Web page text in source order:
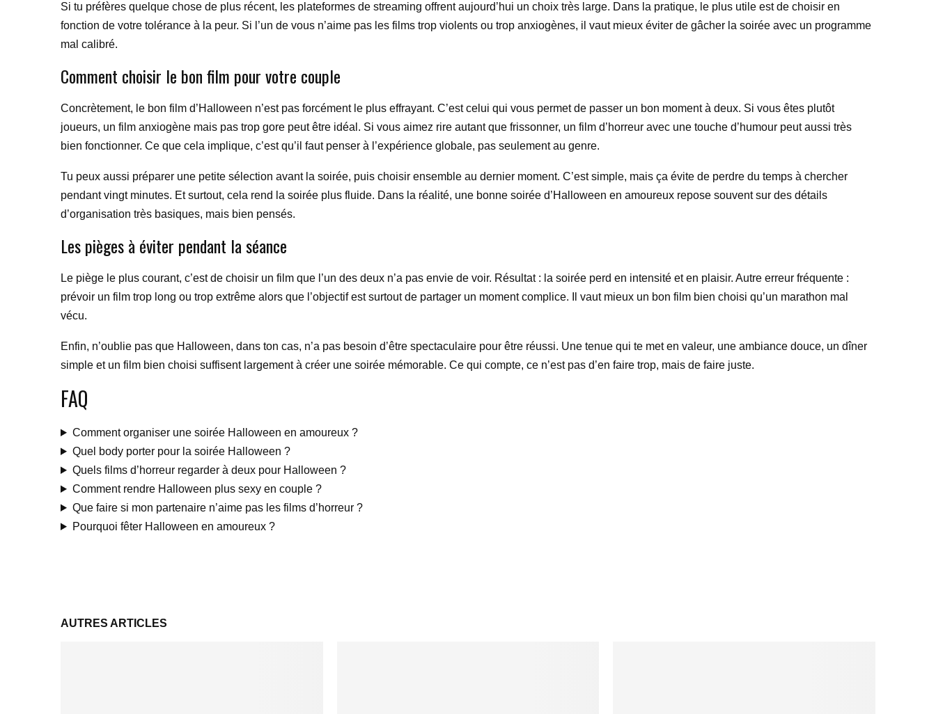
Si tu préfères quelque chose de plus récent, les plateformes de streaming offrent aujourd’hui un choix très large. Dans la pratique, le plus utile est de choisir en
fonction de votre tolérance à la peur. Si l’un de vous n’aime pas les films trop violents ou trop anxiogènes, il vaut mieux éviter de gâcher la soirée avec un programme
mal calibré.
Comment choisir le bon film pour votre couple
Concrètement, le bon film d’Halloween n’est pas forcément le plus effrayant. C’est celui qui vous permet de passer un bon moment à deux. Si vous êtes plutôt
joueurs, un film anxiogène mais pas trop gore peut être idéal. Si vous aimez rire autant que frissonner, un film d’horreur avec une touche d’humour peut aussi très
bien fonctionner. Ce que cela implique, c’est qu’il faut penser à l’expérience globale, pas seulement au genre.
Tu peux aussi préparer une petite sélection avant la soirée, puis choisir ensemble au dernier moment. C’est simple, mais ça évite de perdre du temps à chercher
pendant vingt minutes. Et surtout, cela rend la soirée plus fluide. Dans la réalité, une bonne soirée d’Halloween en amoureux repose souvent sur des détails
d’organisation très basiques, mais bien pensés.
Les pièges à éviter pendant la séance
Le piège le plus courant, c’est de choisir un film que l’un des deux n’a pas envie de voir. Résultat : la soirée perd en intensité et en plaisir. Autre erreur fréquente :
prévoir un film trop long ou trop extrême alors que l’objectif est surtout de partager un moment complice. Il vaut mieux un bon film bien choisi qu’un marathon mal
vécu.
Enfin, n’oublie pas que Halloween, dans ton cas, n’a pas besoin d’être spectaculaire pour être réussi. Une tenue qui te met en valeur, une ambiance douce, un dîner
simple et un film bien choisi suffisent largement à créer une soirée mémorable. Ce qui compte, ce n’est pas d’en faire trop, mais de faire juste.
FAQ
Comment organiser une soirée Halloween en amoureux ?
Quel body porter pour la soirée Halloween ?
Quels films d’horreur regarder à deux pour Halloween ?
Comment rendre Halloween plus sexy en couple ?
Que faire si mon partenaire n’aime pas les films d’horreur ?
Pourquoi fêter Halloween en amoureux ?
AUTRES ARTICLES